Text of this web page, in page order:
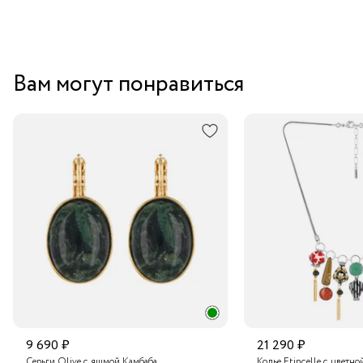
Вам могут понравиться
9 690 ₽ 21 290 ₽